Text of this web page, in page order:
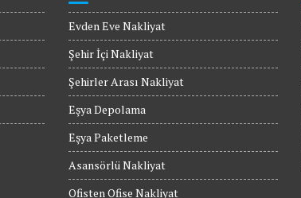
Evden Eve Nakliyat
Şehir İçi Nakliyat
Şehirler Arası Nakliyat
Eşya Depolama
Eşya Paketleme
Asansörlü Nakliyat
Ofisten Ofise Nakliyat